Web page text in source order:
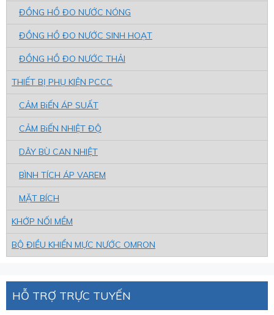
ĐỒNG HỒ ĐO NƯỚC NÓNG
ĐỒNG HỒ ĐO NƯỚC SINH HOẠT
ĐỒNG HỒ ĐO NƯỚC THẢI
THIẾT BỊ PHỤ KIỆN PCCC
CẢM BiẾN ÁP SUẤT
CẢM BiẾN NHIỆT ĐỘ
DÂY BÙ CAN NHIỆT
BÌNH TÍCH ÁP VAREM
MẶT BÍCH
KHỚP NỐI MỀM
BỘ ĐIỀU KHIỂN MỰC NƯỚC OMRON
HỖ TRỢ TRỰC TUYẾN